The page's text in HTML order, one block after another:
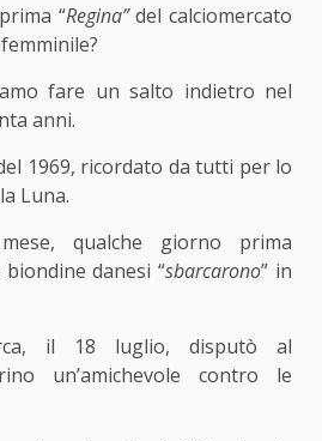
“Regina”del calciomercato
fare un salto indietro nel
anni.
1969, ricordato da tutti per lo
Luna.
qualche giorno prima
biondine danesi “sbarcarono” in
il 18 luglio, disputò al
un’amichevole contro le